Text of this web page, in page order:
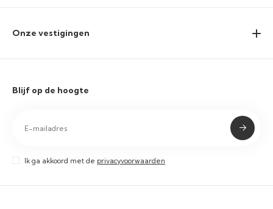
Onze vestigingen
Blijf op de hoogte
Ik ga akkoord met de privacyvoorwaarden